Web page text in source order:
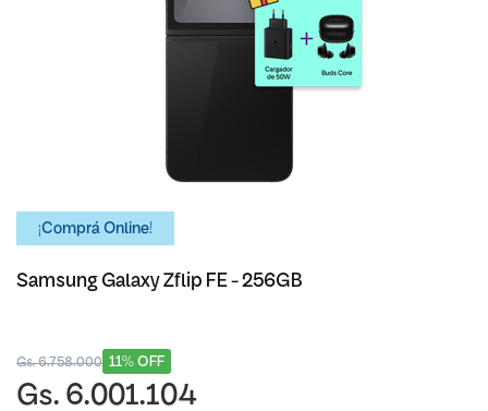
¡Comprá Online!
Samsung Galaxy Zflip FE - 256GB
11% OFF
Gs. 6.758.000
Gs. 6.001.104